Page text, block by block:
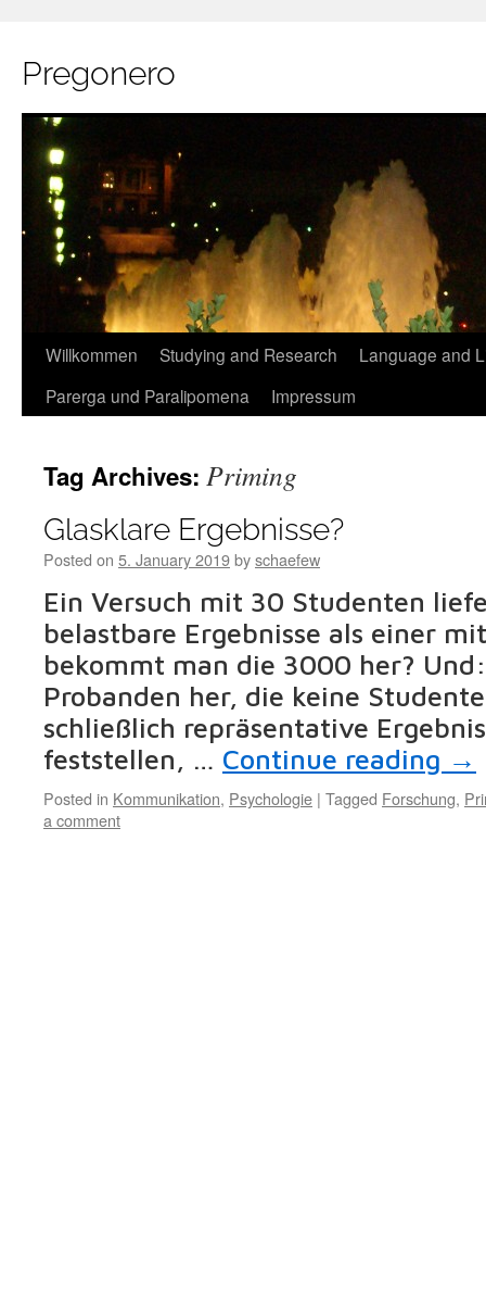
Pregonero
Skip
Willkommen Studying and Research
Language and
Parerga und Paralipomena
Impressum
Tag Archives: Priming
Glasklare Ergebnisse?
Posted on 5. January 2019byschaefew
Ein Versuch mit 30 Studenten
belastbare Ergebnisse als einer
bekommt man die 3000 her?
Probanden her, die keine
schließlich repräsentative
feststellen, … Continue reading →
Posted in Kommunikation, Psychologie | Tagged Forschung,
a comment